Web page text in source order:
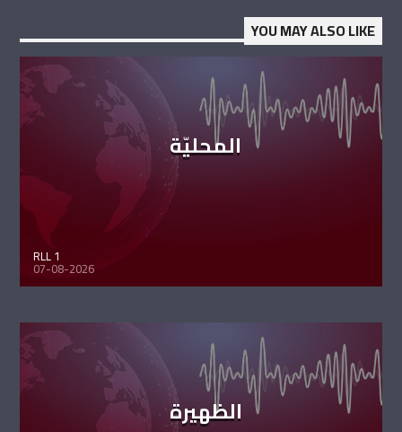
YOU MAY ALSO LIKE
المحليّة
RLL 1
07-08-2026
الظهيرة